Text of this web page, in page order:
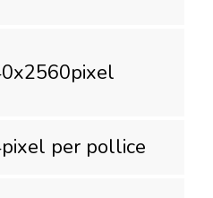
x2560pixel
pixel per pollice